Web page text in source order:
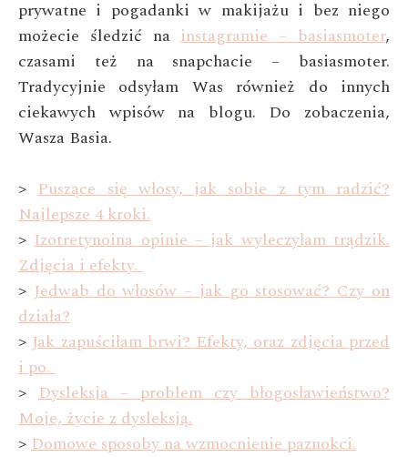
prywatne i pogadanki w makijażu i bez niego
możecie śledzić nainstagramie – basiasmoter,
czasami też na snapchacie – basiasmoter.
Tradycyjnie odsyłam Was również do innych
ciekawych wpisów na blogu. Do zobaczenia,
Wasza Basia.
>Puszące się włosy, jak sobie z tym radzić?
Najlepsze 4 kroki.
>Izotretynoina opinie – jak wyleczyłam trądzik.
Zdjęcia i efekty.
> Jedwab do włosów – jak go stosować? Czy on
działa?
> Jak zapuściłam brwi? Efekty, oraz zdjęcia przed
i po.
> Dysleksja – problem czy błogosławieństwo?
Moje, życie z dysleksją.
>Domowe sposoby na wzmocnienie paznokci.